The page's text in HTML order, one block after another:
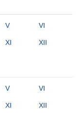
V VI
XI XII
V VI
XI XII